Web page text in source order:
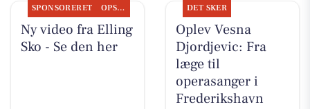
SPONSORERET OPSLAGSTAVLEN
Ny video fra Elling
Sko - Se den her
DET SKER
Oplev Vesna
Djordjevic: Fra
læge til
operasanger i
Frederikshavn